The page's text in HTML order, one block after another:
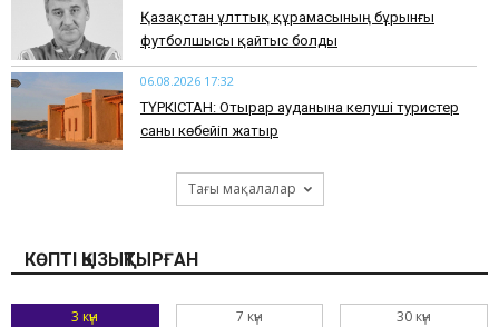
Қазақстан ұлттық құрамасының бұрынғы
футболшысы қайтыс болды
06.08.2026 17:32
ТҮРКІСТАН: Отырар ауданына келуші туристер
саны көбейіп жатыр
Тағы мақалалар
КӨПТІ ҚЫЗЫҚТЫРҒАН
3 күн 7 күн 30 күн